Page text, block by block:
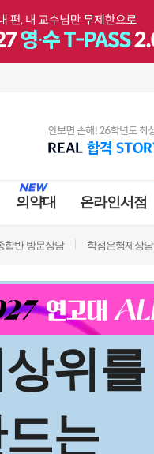
의약대 온라인서점
합반 방문상담 학점은행제상담
위를
는